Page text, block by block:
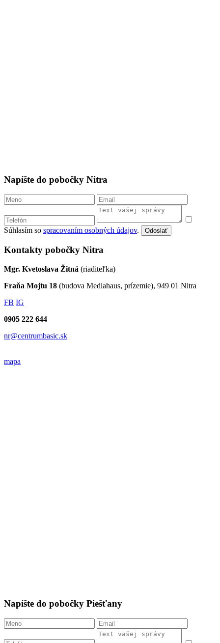
Napíšte do pobočky Nitra
Súhlasím so spracovaním osobných údajov. Odoslať
Kontakty pobočky Nitra
Mgr. Kvetoslava Žitná (riaditeľka)
Fraňa Mojtu 18 (budova Mediahaus, prízemie), 949 01 Nitra
FB IG
0905 222 644
nr@centrumbasic.sk
mapa
Napíšte do pobočky Piešťany